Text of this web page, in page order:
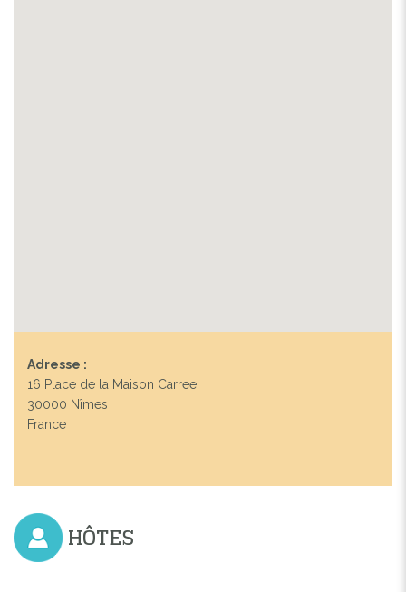
Adresse :
16 Place de la Maison Carree
30000 Nîmes
France
HÔTES